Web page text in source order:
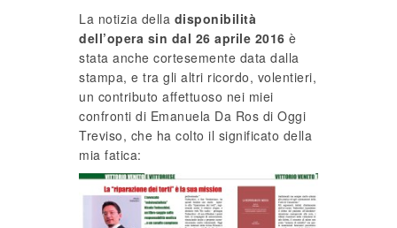
La notizia della disponibilità
dell’opera sin dal 26 aprile 2016 è
stata anche cortesemente data dalla
stampa, e tra gli altri ricordo, volentieri,
un contributo affettuoso nei miei
confronti di Emanuela Da Ros di Oggi
Treviso, che ha colto il significato della
mia fatica: